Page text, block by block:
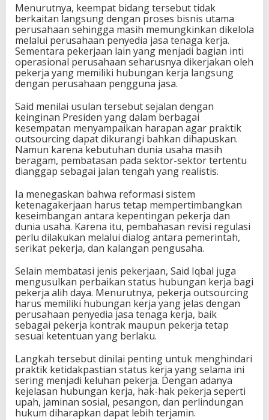
Menurutnya, keempat bidang tersebut tidak
berkaitan langsung dengan proses bisnis utama
perusahaan sehingga masih memungkinkan dikelola
melalui perusahaan penyedia jasa tenaga kerja.
Sementara pekerjaan lain yang menjadi bagian inti
operasional perusahaan seharusnya dikerjakan oleh
pekerja yang memiliki hubungan kerja langsung
dengan perusahaan pengguna jasa.
Said menilai usulan tersebut sejalan dengan
keinginan Presiden yang dalam berbagai
kesempatan menyampaikan harapan agar praktik
outsourcing dapat dikurangi bahkan dihapuskan.
Namun karena kebutuhan dunia usaha masih
beragam, pembatasan pada sektor-sektor tertentu
dianggap sebagai jalan tengah yang realistis.
Ia menegaskan bahwa reformasi sistem
ketenagakerjaan harus tetap mempertimbangkan
keseimbangan antara kepentingan pekerja dan
dunia usaha. Karena itu, pembahasan revisi regulasi
perlu dilakukan melalui dialog antara pemerintah,
serikat pekerja, dan kalangan pengusaha.
Selain membatasi jenis pekerjaan, Said Iqbal juga
mengusulkan perbaikan status hubungan kerja bagi
pekerja alih daya. Menurutnya, pekerja outsourcing
harus memiliki hubungan kerja yang jelas dengan
perusahaan penyedia jasa tenaga kerja, baik
sebagai pekerja kontrak maupun pekerja tetap
sesuai ketentuan yang berlaku.
Langkah tersebut dinilai penting untuk menghindari
praktik ketidakpastian status kerja yang selama ini
sering menjadi keluhan pekerja. Dengan adanya
kejelasan hubungan kerja, hak-hak pekerja seperti
upah, jaminan sosial, pesangon, dan perlindungan
hukum diharapkan dapat lebih terjamin.